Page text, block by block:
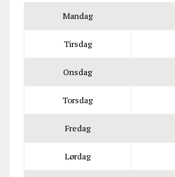
Mandag
Tirsdag
Onsdag
Torsdag
Fredag
Lørdag